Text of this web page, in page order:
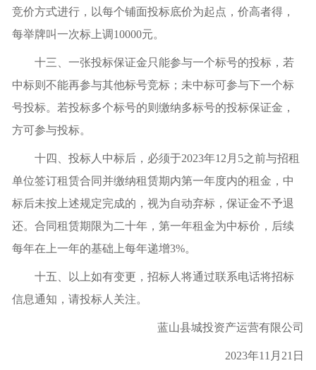
竞价方式进行，以每个铺面投标底价为起点，价高者得，
每举牌叫一次标上调10000元。
十三、一张投标保证金只能参与一个标号的投标，若
中标则不能再参与其他标号竞标；未中标可参与下一个标
号投标。若投标多个标号的则缴纳多标号的投标保证金，
方可参与投标。
十四、投标人中标后，必须于2023年12月5之前与招租
单位签订租赁合同并缴纳租赁期内第一年度内的租金，中
标后未按上述规定完成的，视为自动弃标，保证金不予退
还。合同租赁期限为二十年，第一年租金为中标价，后续
每年在上一年的基础上每年递增3%。
十五、以上如有变更，招标人将通过联系电话将招标
信息通知，请投标人关注。
蓝山县城投资产运营有限公司
2023年11月21日